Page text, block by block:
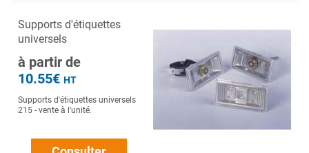
Supports d'étiquettes
universels
à partir de
10.55€ HT
Supports d'étiquettes universels
215 - vente à l'unité.